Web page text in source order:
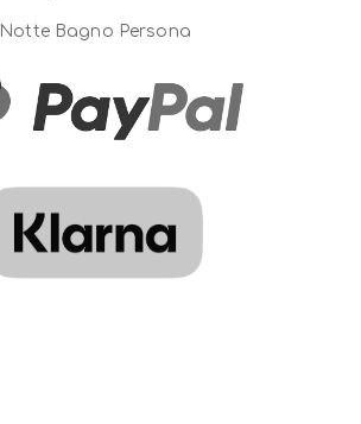
Notte Bagno Persona